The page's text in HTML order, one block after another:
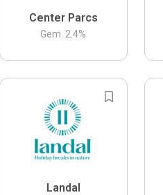
Center Parcs
Gem. 2.4%
Landal